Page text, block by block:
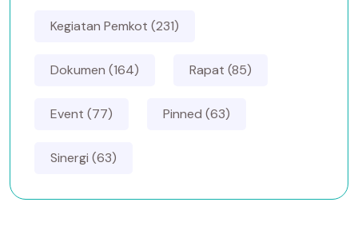
Kegiatan Pemkot (231)
Dokumen (164) Rapat (85)
Event (77) Pinned (63)
Sinergi (63)